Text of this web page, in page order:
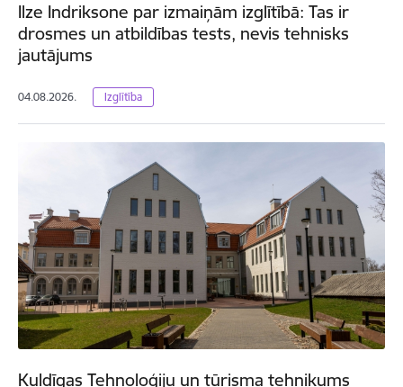
Ilze Indriksone par izmaiņām izglītībā: Tas ir
drosmes un atbildības tests, nevis tehnisks
jautājums
04.08.2026. Izglītība
Kuldīgas Tehnoloģiju un tūrisma tehnikums